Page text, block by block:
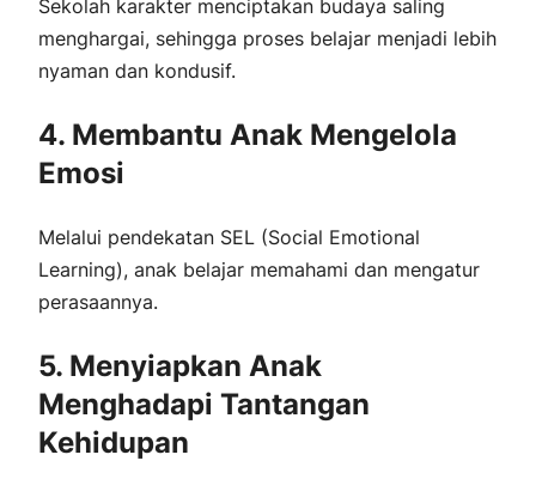
Sekolah karakter menciptakan budaya saling
menghargai, sehingga proses belajar menjadi lebih
nyaman dan kondusif.
4. Membantu Anak Mengelola
Emosi
Melalui pendekatan SEL (Social Emotional
Learning), anak belajar memahami dan mengatur
perasaannya.
5. Menyiapkan Anak
Menghadapi Tantangan
Kehidupan